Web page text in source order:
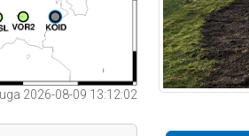
2026-08-09 13:12:02